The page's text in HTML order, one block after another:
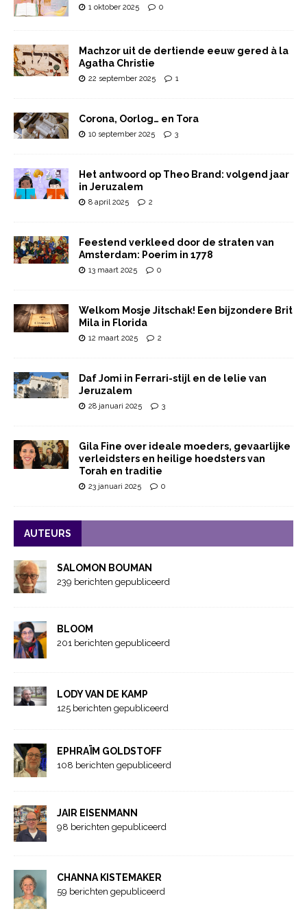
1 oktober 2025 0
Machzor uit de dertiende eeuw gered à la
Agatha Christie
22 september 2025 1
Corona, Oorlog… en Tora
10 september 2025 3
Het antwoord op Theo Brand: volgend jaar
in Jeruzalem
8 april 2025 2
Feestend verkleed door de straten van
Amsterdam: Poerim in 1778
13 maart 2025 0
Welkom Mosje Jitschak! Een bijzondere Brit
Mila in Florida
12 maart 2025 2
Daf Jomi in Ferrari-stijl en de lelie van
Jeruzalem
28 januari 2025 3
Gila Fine over ideale moeders, gevaarlijke
verleidsters en heilige hoedsters van
Torah en traditie
23 januari 2025 0
AUTEURS
SALOMON BOUMAN
239 berichten gepubliceerd
BLOOM
201 berichten gepubliceerd
LODY VAN DE KAMP
125 berichten gepubliceerd
EPHRAÏM GOLDSTOFF
108 berichten gepubliceerd
JAIR EISENMANN
98 berichten gepubliceerd
CHANNA KISTEMAKER
59 berichten gepubliceerd